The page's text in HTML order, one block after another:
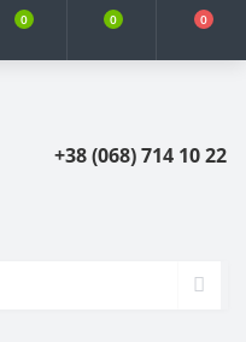
0 0 0
+38 (068) 714 10 22